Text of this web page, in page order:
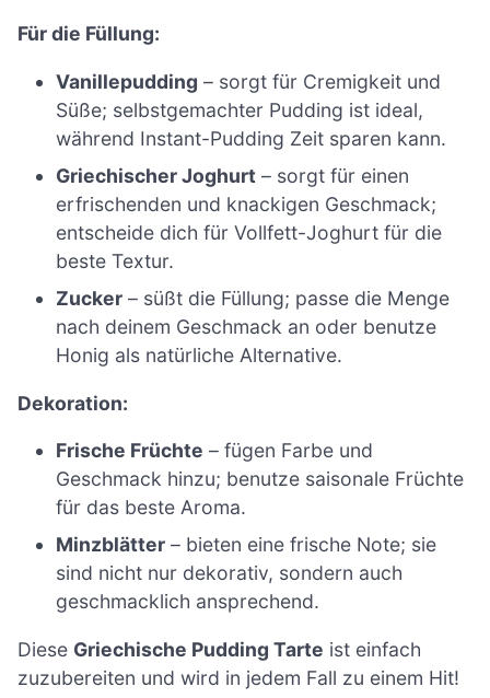
Für die Füllung:
Vanillepudding – sorgt für Cremigkeit und
Süße; selbstgemachter Pudding ist ideal,
während Instant-Pudding Zeit sparen kann.
Griechischer Joghurt – sorgt für einen
erfrischenden und knackigen Geschmack;
entscheide dich für Vollfett-Joghurt für die
beste Textur.
Zucker – süßt die Füllung; passe die Menge
nach deinem Geschmack an oder benutze
Honig als natürliche Alternative.
Dekoration:
Frische Früchte – fügen Farbe und
Geschmack hinzu; benutze saisonale Früchte
für das beste Aroma.
Minzblätter – bieten eine frische Note; sie
sind nicht nur dekorativ, sondern auch
geschmacklich ansprechend.
Diese Griechische Pudding Tarte ist einfach
zuzubereiten und wird in jedem Fall zu einem Hit!